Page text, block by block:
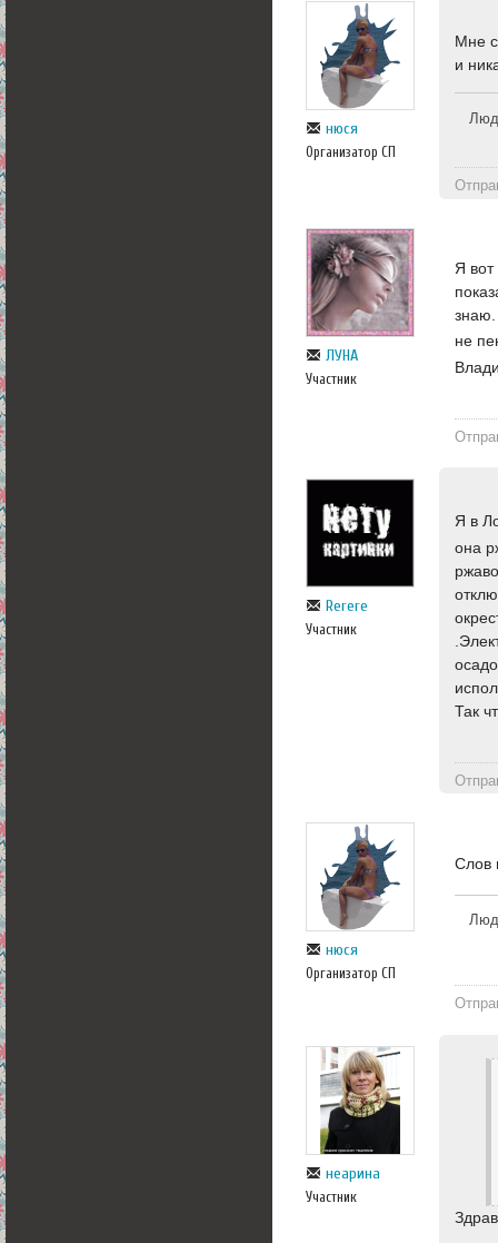
нюся
Организатор СП
Мне
и
ЛУНА
Участник
Я
не
Rerere
Участник
Я в
она
Так
нюся
Организатор СП
Слов
неарина
Участник